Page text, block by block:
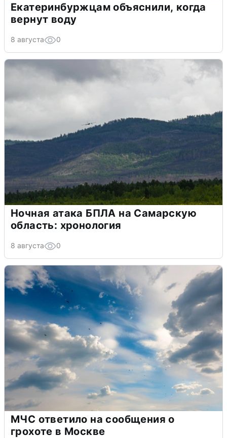
Екатеринбуржцам объяснили, когда
вернут воду
8 августа 0
Ночная атака БПЛА на Самарскую
область: хронология
8 августа 0
МЧС ответило на сообщения о
грохоте в Москве